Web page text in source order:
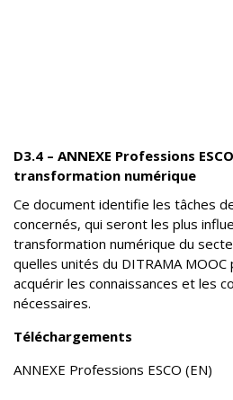
D3.4 – ANNEXE Professions
transformation numérique
Ce document identifie les tâches
concernés, qui seront les plus
transformation numérique du
quelles unités du DITRAMA
acquérir les connaissances et les
nécessaires.
Téléchargements
ANNEXE Professions ESCO (EN)